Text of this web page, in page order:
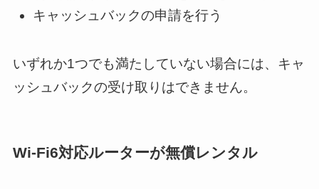
キャッシュバックの申請を行う
いずれか1つでも満たしていない場合には、キャ
ッシュバックの受け取りはできません。
Wi-Fi6対応ルーターが無償レンタル